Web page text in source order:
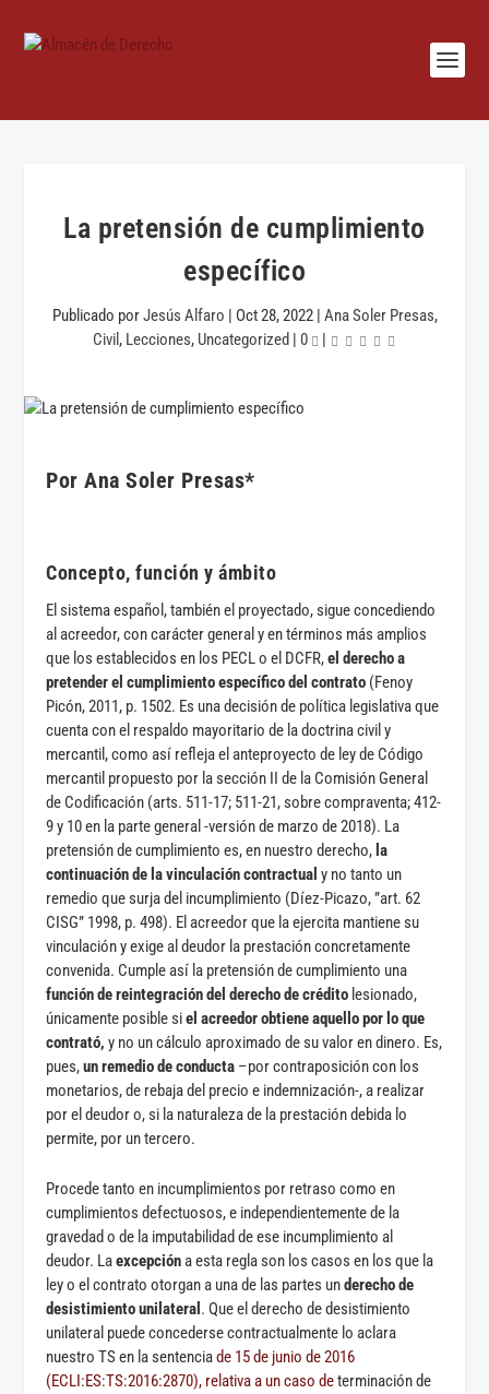
La pretensión de cumplimiento
específico
Publicado porJesús Alfaro | Oct 28, 2022| Ana Soler Presas,
Civil , Lecciones, Uncategorized | 0 |
Por Ana Soler Presas*
Concepto, función y ámbito
El sistema español, también el proyectado, sigue concediendo
al acreedor, con carácter general y en términos más amplios
que los establecidos en los PECL o el DCFR,el derecho a
pretender el cumplimiento específico del contrato (Fenoy
Picón, 2011, p. 1502. Es una decisión de política legislativa que
cuenta con el respaldo mayoritario de la doctrina civil y
mercantil, como así refleja el anteproyecto de ley de Código
mercantil propuesto por la sección II de la Comisión General
de Codificación (arts. 511-17; 511-21, sobre compraventa; 412-
9 y 10 en la parte general -versión de marzo de 2018). La
pretensión de cumplimiento es, en nuestro derecho, la
continuación de la vinculación contractual y no tanto un
remedio que surja del incumplimiento (Díez-Picazo, ”art. 62
CISG” 1998, p. 498). El acreedor que la ejercita mantiene su
vinculación y exige al deudor la prestación concretamente
convenida. Cumple así la pretensión de cumplimiento una
función de reintegración del derecho de crédito lesionado,
únicamente posible siel acreedor obtiene aquello por lo que
contrató, y no un cálculo aproximado de su valor en dinero. Es,
pues,un remedio de conducta –por contraposición con los
monetarios, de rebaja del precio e indemnización-, a realizar
por el deudor o, si la naturaleza de la prestación debida lo
permite, por un tercero.
Procede tanto en incumplimientos por retraso como en
cumplimientos defectuosos, e independientemente de la
gravedad o de la imputabilidad de ese incumplimiento al
deudor. Laexcepcióna esta regla son los casos en los que la
ley o el contrato otorgan a una de las partes underecho de
desistimiento unilateral . Que el derecho de desistimiento
unilateral puede concederse contractualmente lo aclara
nuestro TS en la sentenciade 15 de junio de 2016
(ECLI:ES:TS:2016:2870), relativa a un caso determinación de